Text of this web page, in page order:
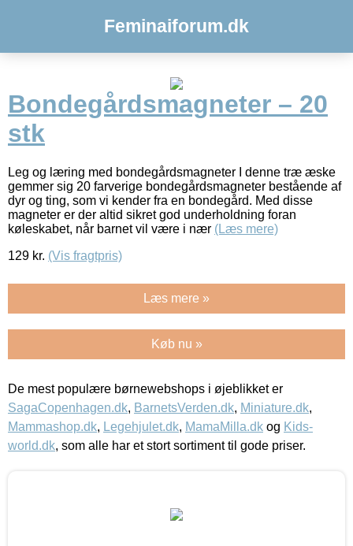
Feminaiforum.dk
Bondegårdsmagneter – 20
stk
Leg og læring med bondegårdsmagneter I denne træ æske
gemmer sig 20 farverige bondegårdsmagneter bestående af
dyr og ting, som vi kender fra en bondegård. Med disse
magneter er der altid sikret god underholdning foran
køleskabet, når barnet vil være i nær (Læs mere)
129 kr. (Vis fragtpris)
Læs mere »
Køb nu »
De mest populære børnewebshops i øjeblikket er
SagaCopenhagen.dk, BarnetsVerden.dk, Miniature.dk,
Mammashop.dk, Legehjulet.dk, MamaMilla.dk og Kids-
world.dk, som alle har et stort sortiment til gode priser.